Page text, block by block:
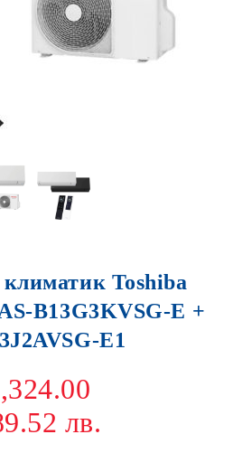
Toshiba
B13G3KVSG-E +
E1
лв.